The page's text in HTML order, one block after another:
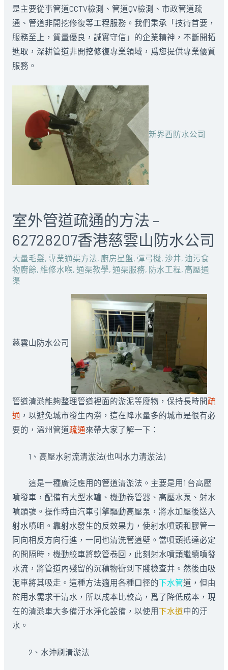
是主要從事管道CCTV檢測、管道QV檢測、市政管道疏
通、管道非開挖修復等工程服務。我們秉承「技術首要，
服務至上，質量優良，誠實守信」的企業精神，不斷開拓
進取，深耕管道非開挖修復專業領域，爲您提供專業優質
服務。
新界西防水公司
室外管道疏通的方法 –
62728207香港慈雲山防水公司
大量毛髮, 專業通渠方法, 廚房星盤, 彈弓機, 沙井, 油污食
物廚餘, 維修水喉, 通渠教學, 通渠服務, 防水工程, 高壓通
渠
慈雲山防水公司
管道清淤能夠整理管道裡面的淤泥等廢物，保持長時間疏
通 ，以避免城市發生內澇，這在降水量多的城市是很有必
要的，溫州管道疏通來帶大家了解一下：
1、高壓水射流清淤法(也叫水力清淤法)
這是一種廣泛應用的管道清淤法。主要是用1 台高壓
噴發車，配備有大型水罐、機動卷管器、高壓水泵、射水
噴頭號。操作時由汽車引擎驅動高壓泵，將水加壓後送入
射水噴咀。靠射水發生的反效果力，使射水噴頭和膠管一
同向相反方向行進，一同也清洗管道壁。當噴頭抵達必定
的間隔時，機動絞車將軟管卷回，此刻射水噴頭繼續噴發
水流，將管道內殘留的沉積物衝到下賤檢查井。然後由吸
泥車將其吸走。這種方法適用各種口徑的下水管道，但由
於用水需求干清水，所以成本比較高，爲了降低成本，現
在的清淤車大多備汙水淨化設備，以使用下水道中的汙
水。
2、水沖刷清淤法